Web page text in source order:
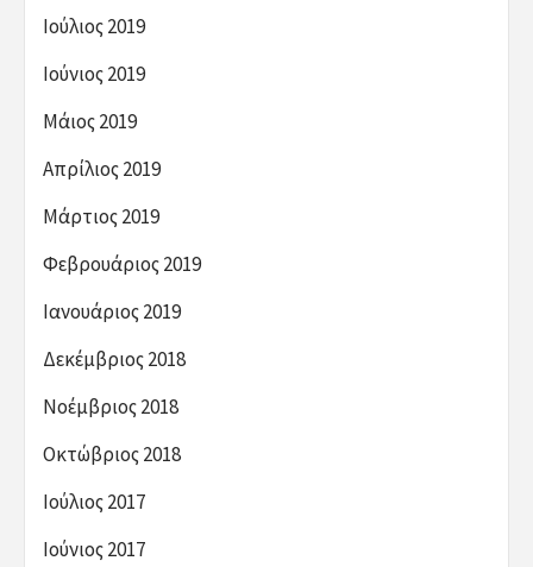
Ιούλιος 2019
Ιούνιος 2019
Μάιος 2019
Απρίλιος 2019
Μάρτιος 2019
Φεβρουάριος 2019
Ιανουάριος 2019
Δεκέμβριος 2018
Νοέμβριος 2018
Οκτώβριος 2018
Ιούλιος 2017
Ιούνιος 2017